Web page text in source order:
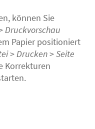
können Sie
Druckvorschau
Papier positioniert
>Drucken>Seite
Korrekturen